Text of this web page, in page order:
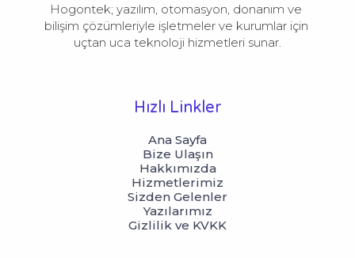
Hogontek; yazılım, otomasyon, donanım ve
bilişim çözümleriyle işletmeler ve kurumlar için
uçtan uca teknoloji hizmetleri sunar.
Hızlı Linkler
Ana Sayfa
Bize Ulaşın
Hakkımızda
Hizmetlerimiz
Sizden Gelenler
Yazılarımız
Gizlilik ve KVKK